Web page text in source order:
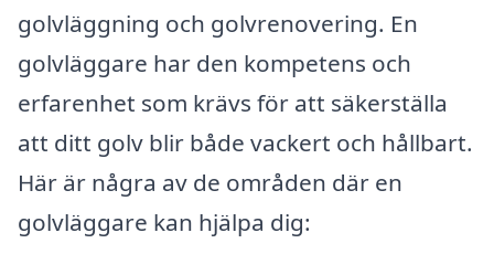
golvläggning och golvrenovering. En
golvläggare har den kompetens och
erfarenhet som krävs för att säkerställa
att ditt golv blir både vackert och hållbart.
Här är några av de områden där en
golvläggare kan hjälpa dig: